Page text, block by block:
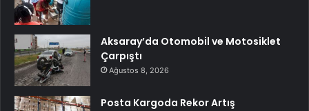
Aksaray’da Otomobil ve Motosiklet
Çarpıştı
Ağustos 8, 2026
Posta Kargoda Rekor Artış